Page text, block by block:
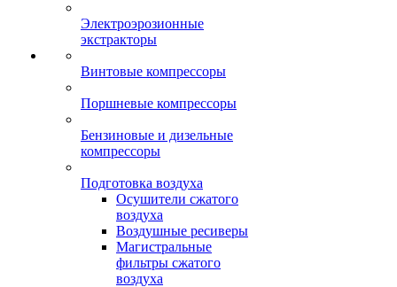
Электроэрозионные
экстракторы
Винтовые компрессоры
Поршневые компрессоры
Бензиновые и дизельные
компрессоры
Подготовка воздуха
Осушители сжатого
воздуха
Воздушные ресиверы
Магистральные
фильтры сжатого
воздуха